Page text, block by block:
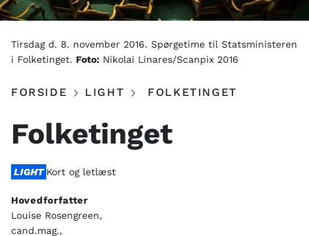
Tirsdag d. 8. november 2016. Spørgetime til Statsministeren
i Folketinget. Foto: Nikolai Linares/Scanpix 2016
FORSIDE LIGHT FOLKETINGET
Folketinget
LIGHT Kort og letlæst
Hovedforfatter
Louise Rosengreen,
cand.mag.,